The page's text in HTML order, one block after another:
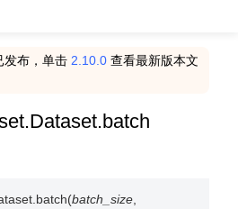
发布，单击 2.10.0 查看最新版本文
batch(batch_size